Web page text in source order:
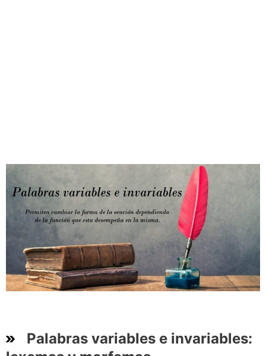
Palabras variables e invariables: